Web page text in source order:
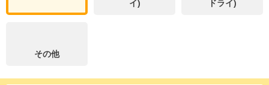
イ)
ドライ)
その他